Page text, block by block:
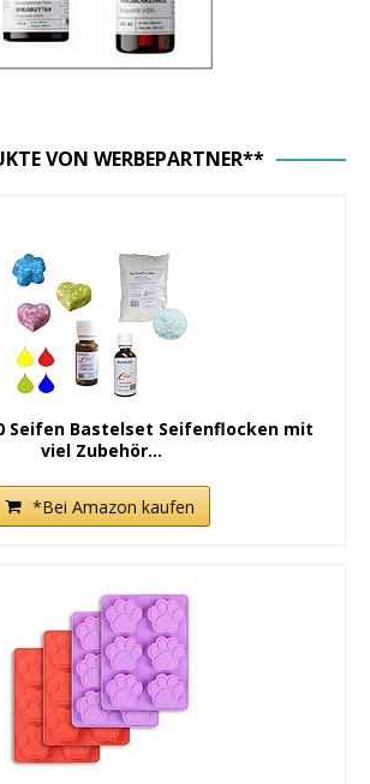
VON WERBEPARTNER**
Seifen Bastelset Seifenflocken mit
viel Zubehör...
*Bei Amazon kaufen